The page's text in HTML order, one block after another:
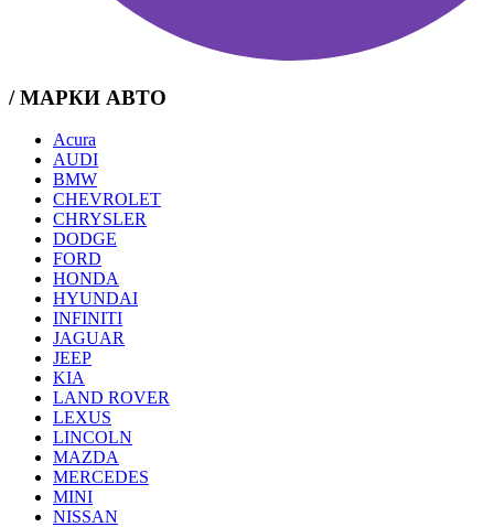
/ МАРКИ АВТО
Acura
AUDI
BMW
CHEVROLET
CHRYSLER
DODGE
FORD
HONDA
HYUNDAI
INFINITI
JAGUAR
JEEP
KIA
LAND ROVER
LEXUS
LINCOLN
MAZDA
MERCEDES
MINI
NISSAN